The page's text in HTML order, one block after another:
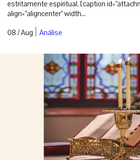
estritamente espiritual. [caption
align=”aligncenter” width...
08 / Aug | Análise